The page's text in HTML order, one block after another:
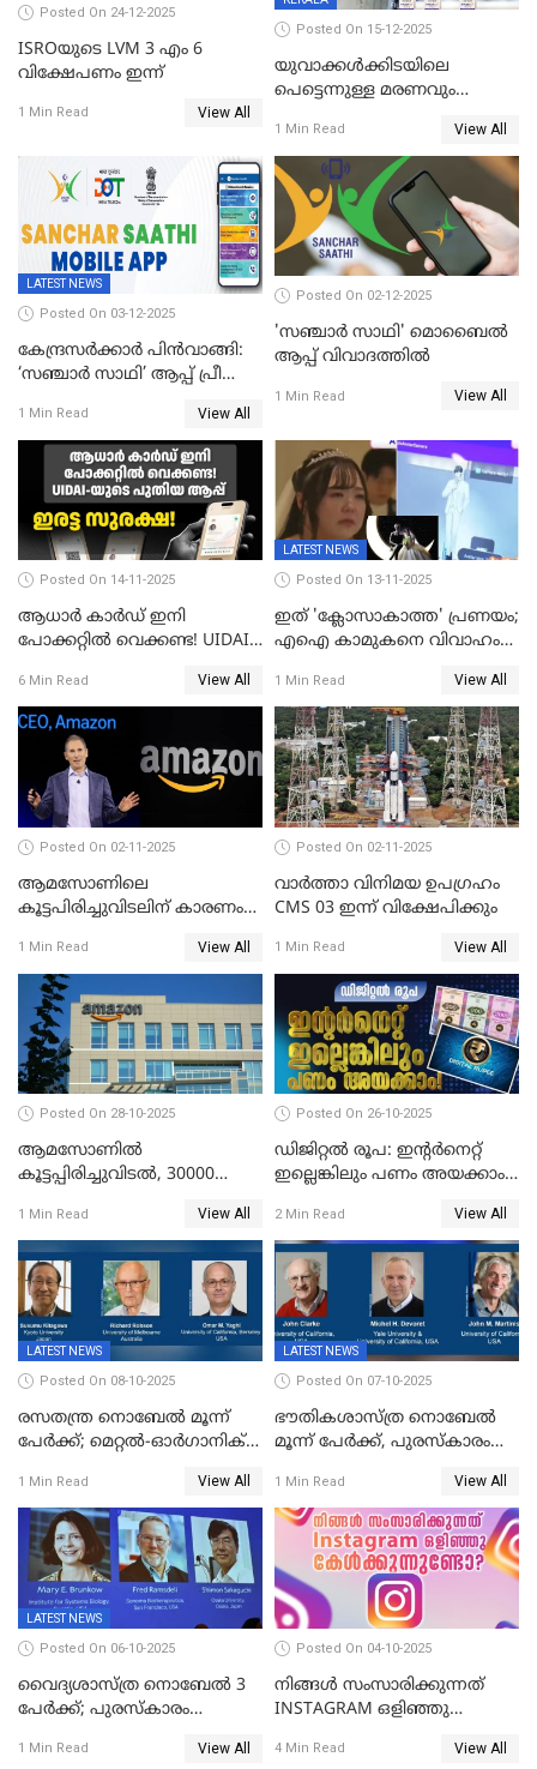
Posted On 24-12-2025
ISROയുടെ LVM 3 എം 6
വിക്ഷേപണം ഇന്ന്
1 Min Read View All
Posted On 15-12-2025
യുവാക്കൾക്കിടയിലെ
പെട്ടെന്നുള്ള മരണവും
എയിംസ് നടത്തിയ പഠനം
പുറത്ത്; ഐസിഎംആർ
റിപ്പോർട്ട്
1 Min Read View All
LATEST NEWS
Posted On 03-12-2025
കേന്ദ്രസർക്കാർ പിൻവാങ്ങി:
‘സഞ്ചാർ സാഥി’ ആപ്പ് പ്രീ
ഉത്തരവ് പിൻവലിച്ചു
1 Min Read View All
Posted On 02-12-2025
'സഞ്ചാർ സാഥി' മൊബൈല്‍
ആപ്പ് വിവാദത്തില്‍
1 Min Read View All
Posted On 14-11-2025
ആധാർ കാർഡ് ഇനി
പോക്കറ്റിൽ വെക്കണ്ട! UIDAI-
സുരക്ഷ!
6 Min Read View All
LATEST NEWS
Posted On 13-11-2025
ഇത് 'ക്ലോസാകാത്ത' പ്രണയം;
എഐ കാമുകനെ വിവാഹം
വിവാഹാഭ്യർത്ഥന നടത്തിയത്
ക്ലോസ്
1 Min Read View All
Posted On 02-11-2025
ആമസോണിലെ
കൂട്ടപിരിച്ചുവിടലിന് കാരണം
വെളിപ്പെടുത്തലുമായി CEO
ആന്റി ജാസി
1 Min Read View All
Posted On 02-11-2025
വാര്‍ത്താ വിനിമയ ഉപഗ്രഹം
CMS 03 ഇന്ന് വിക്ഷേപിക്കും
1 Min Read View All
Posted On 28-10-2025
ആമസോണില്‍
കൂട്ടപ്പിരിച്ചുവിടല്‍, 30000
1 Min Read View All
Posted On 26-10-2025
ഡിജിറ്റൽ രൂപ: ഇന്റർനെറ്റ്
ഇല്ലെങ്കിലും പണം അയക്കാം!
IN MALAYALAM
2 Min Read View All
LATEST NEWS
Posted On 08-10-2025
രസതന്ത്ര നൊബേല്‍ മൂന്ന്
പേർക്ക്; മെറ്റൽ-ഓർഗാനിക്
വികസനത്തിന്' നൽകിയ
സംഭാവനകൾക്ക് പുരസ്‍കാരം
1 Min Read View All
LATEST NEWS
Posted On 07-10-2025
ഭൗതികശാസ്ത്ര നൊബേല്‍
മൂന്ന് പേർക്ക്, പുരസ്‌കാരം
ഗവേഷണത്തിന്
1 Min Read View All
LATEST NEWS
Posted On 06-10-2025
വൈദ്യശാസ്ത്ര നൊബേൽ 3
പേർക്ക്; പുരസ്കാരം
ബന്ധപ്പെട്ട ഗവേഷണത്തിന്
1 Min Read View All
Posted On 04-10-2025
നിങ്ങൾ സംസാരിക്കുന്നത്
INSTAGRAM ഒളിഞ്ഞു
ഇതാണ്!
4 Min Read View All